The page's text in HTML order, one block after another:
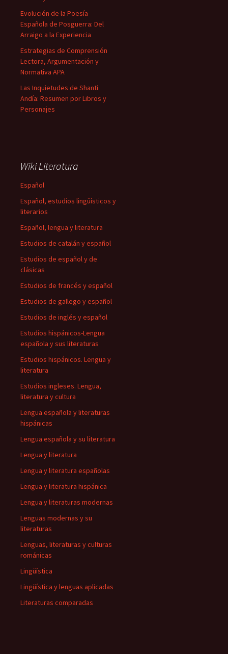
Evolución de la Poesía
Española de Posguerra: Del
Arraigo a la Experiencia
Estrategias de Comprensión
Lectora, Argumentación y
Normativa APA
Las Inquietudes de Shanti
Andía: Resumen por Libros y
Personajes
Wiki Literatura
Español
Español, estudios lingüísticos y
literarios
Español, lengua y literatura
Estudios de catalán y español
Estudios de español y de
clásicas
Estudios de francés y español
Estudios de gallego y español
Estudios de inglés y español
Estudios hispánicos-Lengua
española y sus literaturas
Estudios hispánicos. Lengua y
literatura
Estudios ingleses. Lengua,
literatura y cultura
Lengua española y literaturas
hispánicas
Lengua española y su literatura
Lengua y literatura
Lengua y literatura españolas
Lengua y literatura hispánica
Lengua y literaturas modernas
Lenguas modernas y su
literaturas
Lenguas, literaturas y culturas
románicas
Lingüística
Lingüística y lenguas aplicadas
Literaturas comparadas